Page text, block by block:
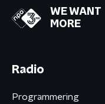
WE WANT
MORE
Radio
Programmering